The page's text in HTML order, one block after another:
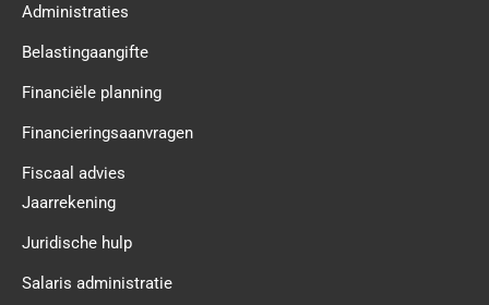
Administraties
Belastingaangifte
Financiële planning
Financieringsaanvragen
Fiscaal advies
Jaarrekening
Juridische hulp
Salaris administratie